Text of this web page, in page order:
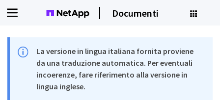
Documenti
La versione in lingua italiana fornita proviene
da una traduzione automatica. Per eventuali
incoerenze, fare riferimento alla versione in
lingua inglese.